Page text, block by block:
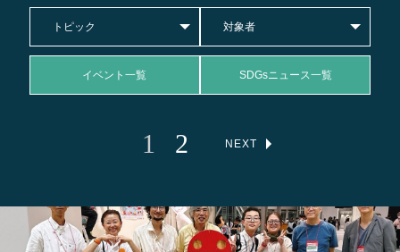
トピック 対象者
イベント一覧 SDGsニュース一覧
1 2 NEXT